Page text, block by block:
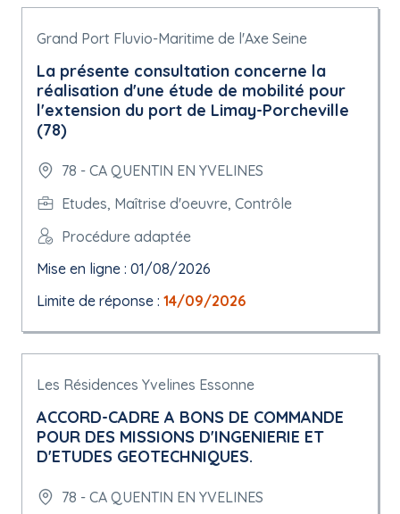
Grand Port Fluvio-Maritime de l'Axe Seine
La présente consultation concerne la
réalisation d'une étude de mobilité pour
l'extension du port de Limay-Porcheville
(78)
78 - CA QUENTIN EN YVELINES
Etudes, Maîtrise d'oeuvre, Contrôle
Procédure adaptée
Mise en ligne : 01/08/2026
Limite de réponse : 14/09/2026
Les Résidences Yvelines Essonne
ACCORD-CADRE A BONS DE COMMANDE
POUR DES MISSIONS D'INGENIERIE ET
D'ETUDES GEOTECHNIQUES.
78 - CA QUENTIN EN YVELINES